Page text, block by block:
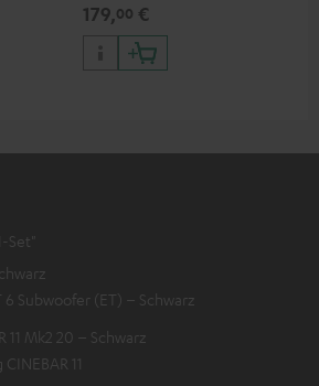
HDR10+ für eine überragende
Bildqualität mit lebensechten
Kontrasten und Farben
179,00 €
Set"
6 Subwoofer (ET) – Schwarz
11 Mk2 20 – Schwarz
11